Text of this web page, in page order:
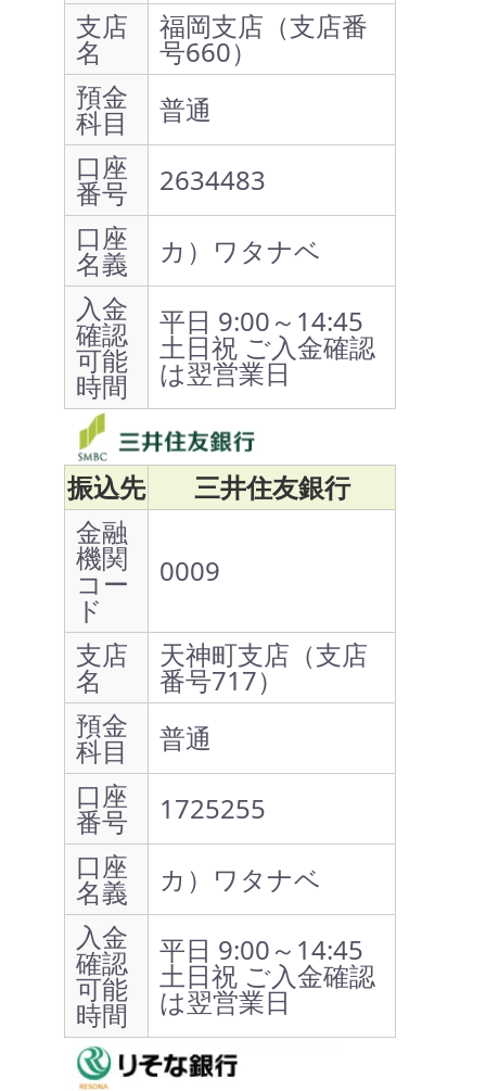
支店
名
福岡支店（支店番
号660）
預金
科目
普通
口座
番号
2634483
口座
名義
カ）ワタナベ
入金
確認
可能
時間
平日 9:00～14:45
土日祝 ご入金確認
は翌営業日
振込先
三井住友銀行
金融
機関
コー
ド
0009
支店
名
天神町支店（支店
番号717）
預金
科目
普通
口座
番号
1725255
口座
名義
カ）ワタナベ
入金
確認
可能
時間
平日 9:00～14:45
土日祝 ご入金確認
は翌営業日